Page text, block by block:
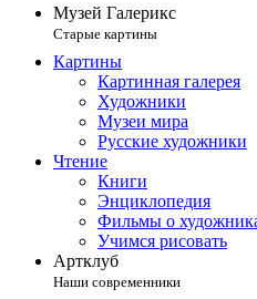
Музей Галерикс
Старые картины
Картины
Картинная галерея
Художники
Музеи мира
Русские художники
Чтение
Книги
Энциклопедия
Фильмы о
Учимся рисовать
Артклуб
Наши современники